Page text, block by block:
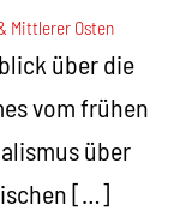
Mittlerer Osten
über die
vom frühen
über
[…]